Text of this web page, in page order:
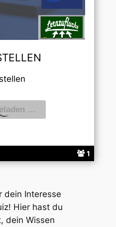
1
dein Interesse
Hier hast du
dein Wissen